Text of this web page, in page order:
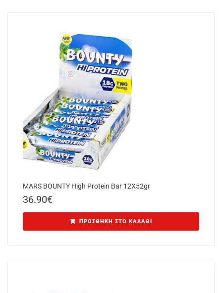
MARS BOUNTY High Protein Bar 12X52gr
36.90€
ΠΡΟΣΘΉΚΗ ΣΤΟ ΚΑΛΆΘΙ